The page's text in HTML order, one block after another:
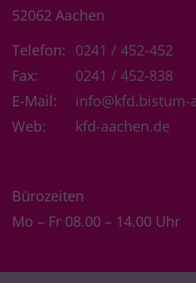
52062 Aachen
Telefon: 0241 / 452-452
Fax:
0241 / 452-838
E-Mail:
info@kfd.bistum-
Web:
kfd-aachen.de
Bürozeiten
Mo – Fr 08.00 – 14.00 Uhr